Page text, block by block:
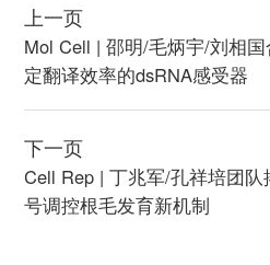
上一页
Mol Cell | 邵明/毛炳宇/刘相
定翻译效率的dsRNA感受器
下一页
Cell Rep | 丁兆军/孔祥培团
号调控根毛发育新机制